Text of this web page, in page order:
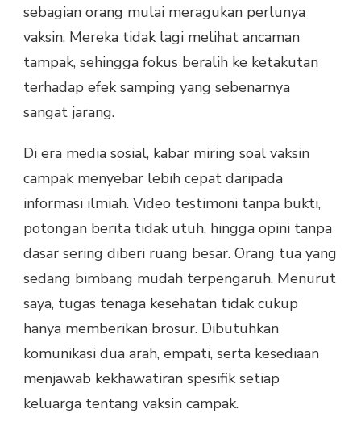
sebagian orang mulai meragukan perlunya
vaksin. Mereka tidak lagi melihat ancaman
tampak, sehingga fokus beralih ke ketakutan
terhadap efek samping yang sebenarnya
sangat jarang.
Di era media sosial, kabar miring soal vaksin
campak menyebar lebih cepat daripada
informasi ilmiah. Video testimoni tanpa bukti,
potongan berita tidak utuh, hingga opini tanpa
dasar sering diberi ruang besar. Orang tua yang
sedang bimbang mudah terpengaruh. Menurut
saya, tugas tenaga kesehatan tidak cukup
hanya memberikan brosur. Dibutuhkan
komunikasi dua arah, empati, serta kesediaan
menjawab kekhawatiran spesifik setiap
keluarga tentang vaksin campak.